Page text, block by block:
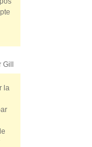
Gill
la